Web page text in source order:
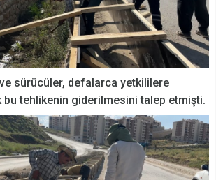
sürücüler, defalarca yetkililere
bu tehlikenin giderilmesini talep etmişti.